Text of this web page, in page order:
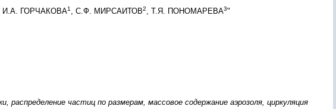
И.А. ГОРЧАКОВА1 , С.Ф. МИРСАИТОВ2, Т.Я. ПОНОМАРЕВА3"
распределение частиц по размерам, массовое содержание аэрозоля, циркуляция